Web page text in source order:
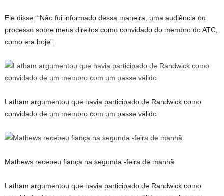
Ele disse: “Não fui informado dessa maneira, uma audiência ou
processo sobre meus direitos como convidado do membro do ATC,
como era hoje”.
Latham argumentou que havia participado de Randwick como
convidado de um membro com um passe válido
Mathews recebeu fiança na segunda -feira de manhã
Latham argumentou que havia participado de Randwick como